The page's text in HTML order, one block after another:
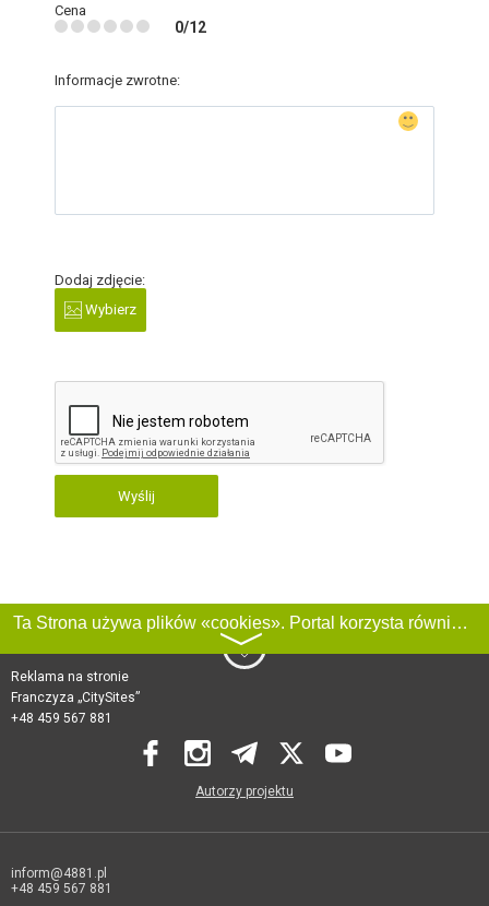
Cena
0/12
Informacje zwrotne:
Dodaj zdjęcie:
Wybierz
Wyślij
Ta Strona używa plików «cookies». Portal korzysta również z serwisu internetowego do zbierania danych technicznych o odwiedzających w celu uzyskania informacji marketingowych i statystycznych. Warunki przetwarzania danych odwiedzających Stronę, patrz:
〉
Reklama na stronie
Franczyza „CitySites”
+48 459 567 881
Autorzy projektu
inform@4881.pl
+48 459 567 881